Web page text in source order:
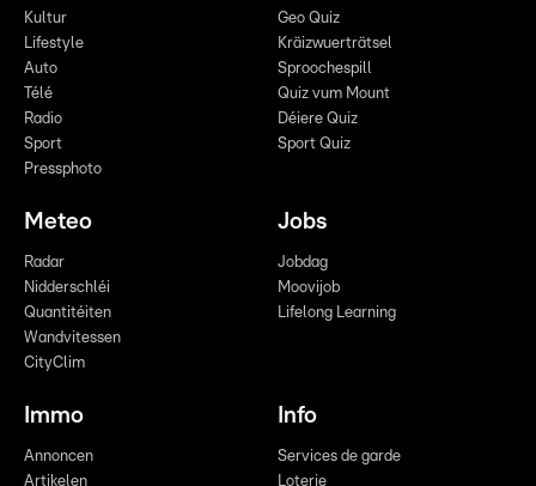
Kultur
Lifestyle
Auto
Télé
Radio
Sport
Pressphoto
Geo Quiz
Kräizwuerträtsel
Sproochespill
Quiz vum Mount
Déiere Quiz
Sport Quiz
Meteo
Radar
Nidderschléi
Quantitéiten
Wandvitessen
CityClim
Jobs
Jobdag
Moovijob
Lifelong Learning
Immo
Annoncen
Artikelen
Info
Services de garde
Loterie